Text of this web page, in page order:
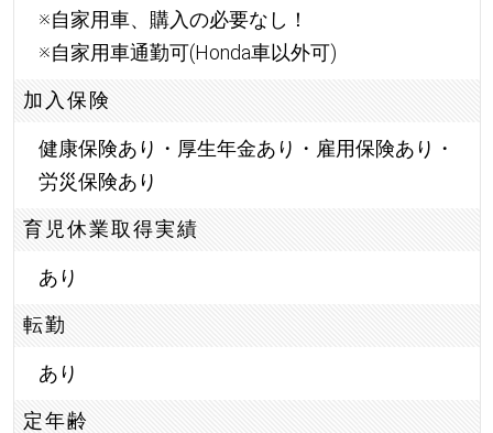
※自家用車、購入の必要なし！
※自家用車通勤可(Honda車以外可)
加入保険
健康保険あり・厚生年金あり・雇用保険あり・
労災保険あり
育児休業取得実績
あり
転勤
あり
定年齢